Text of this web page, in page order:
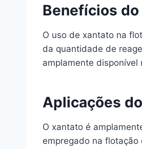
Benefícios do
O uso de xantato na
da quantidade de
amplamente disponível
Aplicações
O xantato é
empregado na